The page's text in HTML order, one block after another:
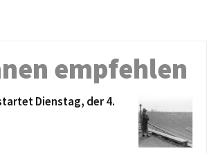
empfehlen
Dienstag, der 4.